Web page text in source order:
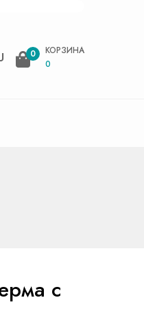
0
КОРЗИНА
0
с